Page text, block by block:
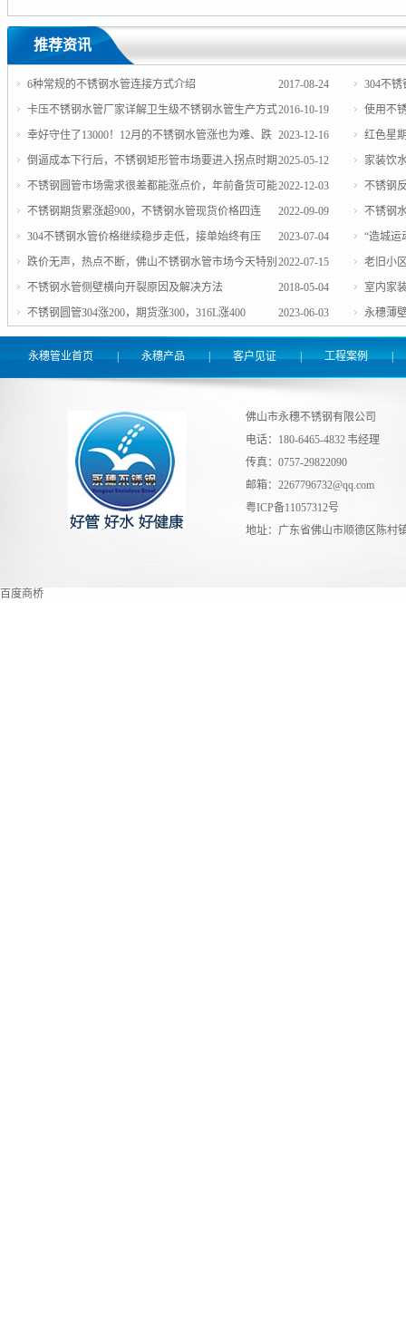
推荐资讯
2017-08-24
6种常规的不锈钢水管连接方式介绍
304不
2016-10-19
卡压不锈钢水管厂家详解卫生级不锈钢水管生产方式
使用不
2023-12-16
幸好守住了13000！12月的不锈钢水管涨也为难、跌
也不易...
红色星
2025-05-12
倒逼成本下行后，不锈钢矩形管市场要进入拐点时期
了吗？
家装饮
2022-12-03
不锈钢圆管市场需求很差都能涨点价，年前备货可能
小爆发，买就对了
不锈钢
2022-09-09
不锈钢期货累涨超900，不锈钢水管现货价格四连
涨，是节前疯涨的形势所致？
不锈钢
跌接单，
2023-07-04
304不锈钢水管价格继续稳步走低，接单始终有压
力，卖货总会有便宜！
“造城运
业？
2022-07-15
跌价无声，热点不断，佛山不锈钢水管市场今天特别
热闹
老旧小
2018-05-04
不锈钢水管侧壁横向开裂原因及解决方法
室内家
2023-06-03
不锈钢圆管304涨200，期货涨300，316L涨400 永穗薄
永穗管业首页 永穗产品 | 客户见证 | 工程案例 |
佛山市永穗不锈钢有限公司
电话：180-6465-4832 韦经理
传真：0757-29822090
邮箱：2267796732@qq.com
粤ICP备11057312号
地址：广东省佛山市顺德区陈
百度商桥